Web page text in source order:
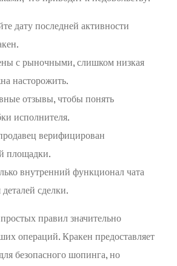
дату последней активности
с рыночными, слишком низкая
насторожить.
отзывы, чтобы понять
исполнителя.
верифицирован
площадки.
внутренний функционал чата
сделки.
правил значительно
операций. Кракен предоставляет
безопасного шопинга, но